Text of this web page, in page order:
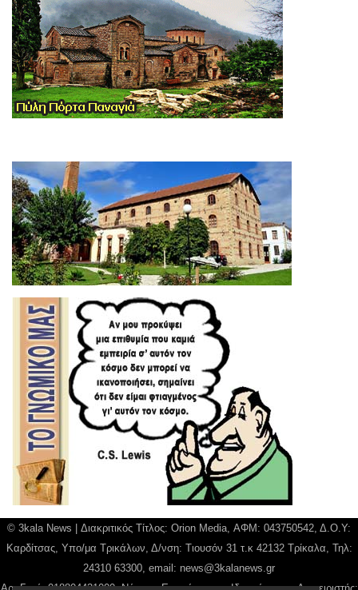
© 3kala News | Διακριτικός Τίτλος: Orion Media, ΑΦΜ: 043750542, Δ.Ο.Υ:
Καρδίτσας, Υπο/μα Τρικάλων, Δ/νση: Τιουσόν 31 τ.κ 42132 Τρίκαλα, Τηλ:
24310 63300, email: news@3kalanews.gr